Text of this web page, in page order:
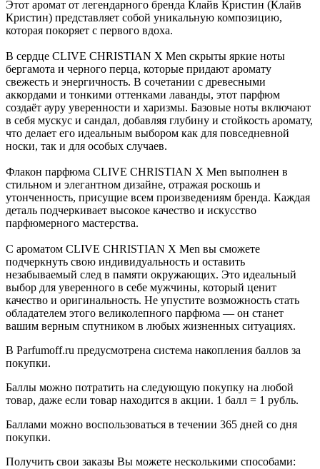
Этот аромат от легендарного бренда Клайв Кристин (Клайв
Кристин) представляет собой уникальную композицию,
которая покоряет с первого вдоха.
В сердце CLIVE CHRISTIAN X Men скрыты яркие ноты
бергамота и черного перца, которые придают аромату
свежесть и энергичность. В сочетании с древесными
аккордами и тонкими оттенками лаванды, этот парфюм
создаёт ауру уверенности и харизмы. Базовые ноты включают
в себя мускус и сандал, добавляя глубину и стойкость аромату,
что делает его идеальным выбором как для повседневной
носки, так и для особых случаев.
Флакон парфюма CLIVE CHRISTIAN X Men выполнен в
стильном и элегантном дизайне, отражая роскошь и
утонченность, присущие всем произведениям бренда. Каждая
деталь подчеркивает высокое качество и искусство
парфюмерного мастерства.
С ароматом CLIVE CHRISTIAN X Men вы сможете
подчеркнуть свою индивидуальность и оставить
незабываемый след в памяти окружающих. Это идеальный
выбор для уверенного в себе мужчины, который ценит
качество и оригинальность. Не упустите возможность стать
обладателем этого великолепного парфюма — он станет
вашим верным спутником в любых жизненных ситуациях.
В Parfumoff.ru предусмотрена система накопления баллов за
покупки.
Баллы можно потратить на следующую покупку на любой
товар, даже если товар находится в акции. 1 балл = 1 рубль.
Баллами можно воспользоваться в течении 365 дней со дня
покупки.
Получить свои заказы Вы можете несколькими способами: